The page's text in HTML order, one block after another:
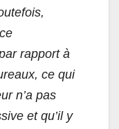
rapport à
ce qui
n’a pas
et qu’il y